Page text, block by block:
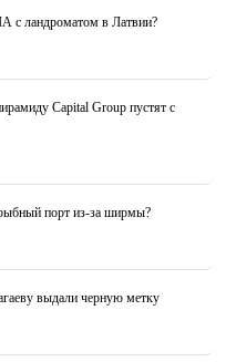
с ландроматом в Латвии?
Capital Group пустят с
порт из-за ширмы?
выдали черную метку